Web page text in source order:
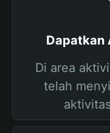
Dapatkan
Di area
telah